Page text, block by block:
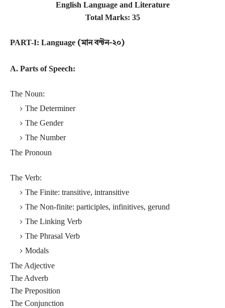
English Language and Literature
Total Marks: 35
PART-I: Language (মান বন্টন-২০)
A. Parts of Speech:
The Noun:
The Determiner
The Gender
The Number
The Pronoun
The Verb:
The Finite: transitive, intransitive
The Non-finite: participles, infinitives, gerund
The Linking Verb
The Phrasal Verb
Modals
The Adjective
The Adverb
The Preposition
The Conjunction